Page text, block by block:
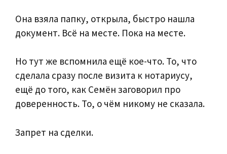
Она взяла папку, открыла, быстро нашла
документ. Всё на месте. Пока на месте.
Но тут же вспомнила ещё кое-что. То, что
сделала сразу после визита к нотариусу,
ещё до того, как Семён заговорил про
доверенность. То, о чём никому не сказала.
Запрет на сделки.